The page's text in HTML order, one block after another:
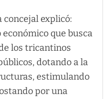
explicó:
que busca
los tricantinos
dotando a la
estimulando
por una